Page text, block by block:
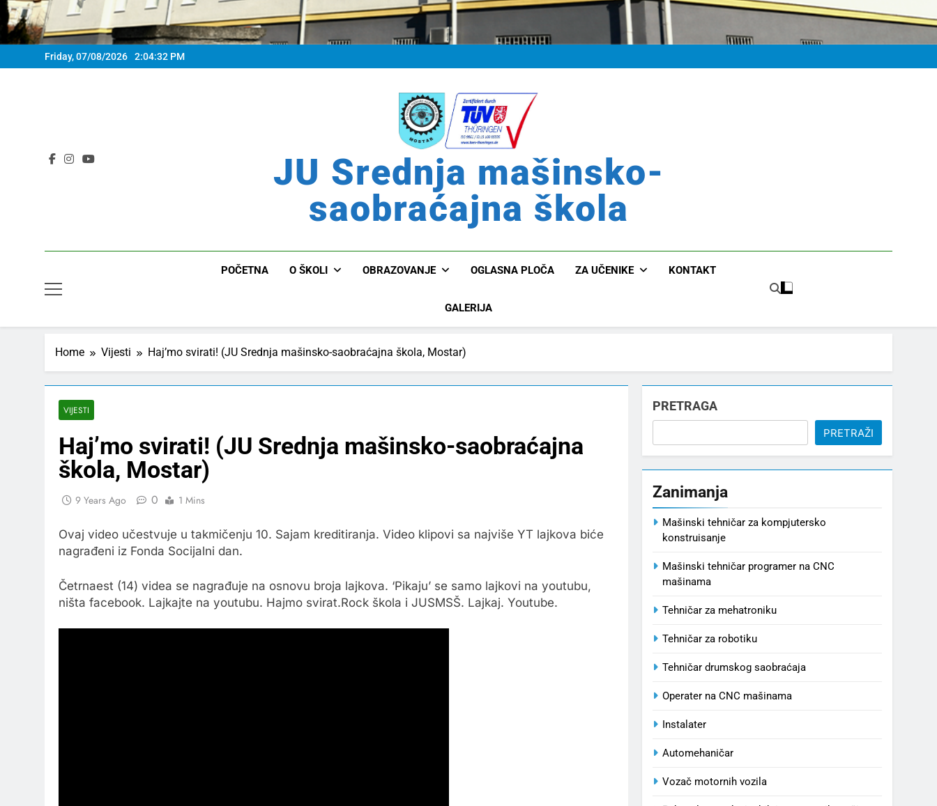
Friday, 07/08/2026 2:04:33 PM
JU Srednja mašinsko-
saobraćajna škola
POČETNA O ŠKOLI OBRAZOVANJE OGLASNA PLOČA ZA UČENIKE KONTAKT
GALERIJA
Home Vijesti Haj’mo svirati! (JU Srednja mašinsko-saobraćajna škola, Mostar)
VIJESTI
Haj’mo svirati! (JU Srednja mašinsko-saobraćajna
škola, Mostar)
9 Years Ago 0 1 Mins
Ovaj video učestvuje u takmičenju 10. Sajam kreditiranja. Video klipovi sa najviše YT lajkova biće
nagrađeni iz Fonda Socijalni dan.
Četrnaest (14) videa se nagrađuje na osnovu broja lajkova. ‘Pikaju’ se samo lajkovi na youtubu,
ništa facebook. Lajkajte na youtubu. Hajmo svirat.Rock škola i JUSMSŠ. Lajkaj. Youtube.
PRETRAGA
PRETRAŽI
Zanimanja
Mašinski tehničar za kompjutersko
konstruisanje
Mašinski tehničar programer na CNC
mašinama
Tehničar za mehatroniku
Tehničar za robotiku
Tehničar drumskog saobraćaja
Operater na CNC mašinama
Instalater
Automehaničar
Vozač motornih vozila